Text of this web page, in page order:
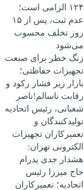
۱۲۴ الزامی است؛
عدم ثبت، پس از ۱۵
روز تخلف محسوب
می‌شود
زنگ خطر برای صنعت
تجهیزات حفاظتی؛
بازار زیر فشار رکود و
رقابت ناسالم!ناصر
شعبانی، رئیس اتحادیه
تولیدکنندگان و
تعمیرکاران تجهیزات
الکترونی تهران:
هشدار جدی پدرام
حاج میرزا رئیس
اتحادیه؛ تعمیرکاران